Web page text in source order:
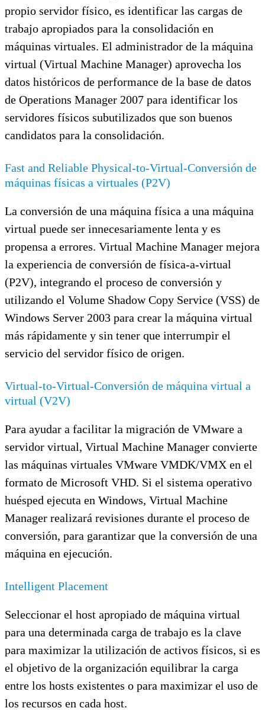
propio servidor físico, es identificar las cargas de
trabajo apropiados para la consolidación en
máquinas virtuales. El administrador de la máquina
virtual (Virtual Machine Manager) aprovecha los
datos históricos de performance de la base de datos
de Operations Manager 2007 para identificar los
servidores físicos subutilizados que son buenos
candidatos para la consolidación.
Fast and Reliable Physical-to-Virtual-Conversión de
máquinas físicas a virtuales (P2V)
La conversión de una máquina física a una máquina
virtual puede ser innecesariamente lenta y es
propensa a errores. Virtual Machine Manager mejora
la experiencia de conversión de física-a-virtual
(P2V), integrando el proceso de conversión y
utilizando el Volume Shadow Copy Service (VSS) de
Windows Server 2003 para crear la máquina virtual
más rápidamente y sin tener que interrumpir el
servicio del servidor físico de origen.
Virtual-to-Virtual-Conversión de máquina virtual a
virtual (V2V)
Para ayudar a facilitar la migración de VMware a
servidor virtual, Virtual Machine Manager convierte
las máquinas virtuales VMware VMDK/VMX en el
formato de Microsoft VHD. Si el sistema operativo
huésped ejecuta en Windows, Virtual Machine
Manager realizará revisiones durante el proceso de
conversión, para garantizar que la conversión de una
máquina en ejecución.
Intelligent Placement
Seleccionar el host apropiado de máquina virtual
para una determinada carga de trabajo es la clave
para maximizar la utilización de activos físicos, si es
el objetivo de la organización equilibrar la carga
entre los hosts existentes o para maximizar el uso de
los recursos en cada host.